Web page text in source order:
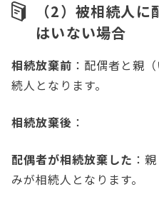
（2）被相続人
はいない場合
相続放棄前 ：配偶者と親
続人となります。
相続放棄後 ：
配偶者が相続放棄した ：
みが相続人となります。